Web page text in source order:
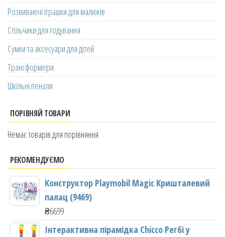
Розвиваючі іграшки для малюків
Стільчики для годування
Сумки та аксесуари для дітей
Трансформери
Шкільні пенали
ПОРІВНЯЙ ТОВАРИ
Немає товарів для порівняння
РЕКОМЕНДУЄМО
Конструктор Playmobil Magic Кришталевий
палац (9469)
₴6699
Інтерактивна пірамідка Chicco Регбі у